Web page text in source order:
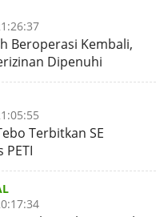
Beroperasi Kembali,
Dipenuhi
Terbitkan SE
PETI